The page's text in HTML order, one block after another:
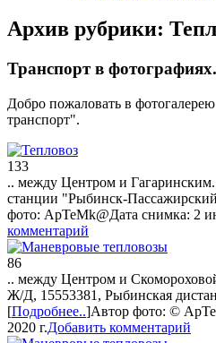
Архив рубрики:
Транспорт в
Добро пожаловать в
транспорт".
133
.. между Центром и
станции "Рыбинск-
фото: ApTeMk@Дата снимка: 2
комментарий
86
.. между Центром и
Ж/Д, 15553381, Рыбинская
[Подробнее..]Автор фото: ©
2020 г.Добавить комментарий